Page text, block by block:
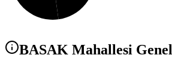
BASAK Mahallesi